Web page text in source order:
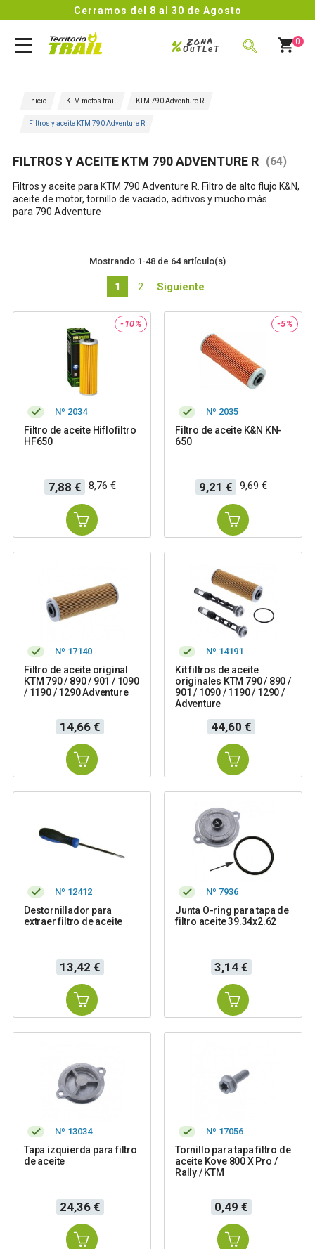
Cerramos del 8 al 30 de Agosto
Zona
%OuTLeT
0
Inicio KTM motos trail KTM 790 Adventure R
Filtros y aceite KTM 790 Adventure R
FILTROS Y ACEITE KTM 790 ADVENTURE R (64)
Filtros y aceite para KTM 790 Adventure R. Filtro de alto flujo K&N,
aceite de motor, tornillo de vaciado, aditivos y mucho más
para 790 Adventure
Mostrando 1-48 de 64 artículo(s)
1 2 Siguiente
-10%
Nº 2034
Filtro de aceite Hiflofiltro
HF650
Precio
7,88 €
Precio
base
8,76 €
-5%
Nº 2035
Filtro de aceite K&N KN-
650
Precio
9,21 €
Precio
base
9,69 €
Nº 17140
Filtro de aceite original
KTM 790 / 890 / 901 / 1090
/ 1190 / 1290 Adventure
Precio
14,66 €
Nº 14191
Kit filtros de aceite
originales KTM 790 / 890 /
901 / 1090 / 1190 / 1290 /
Adventure
Precio
44,60 €
Nº 12412
Destornillador para
extraer filtro de aceite
Precio
13,42 €
Nº 7936
Junta O-ring para tapa de
filtro aceite 39.34x2.62
Precio
3,14 €
Nº 13034
Tapa izquierda para filtro
de aceite
Precio
24,36 €
Nº 17056
Tornillo para tapa filtro de
aceite Kove 800 X Pro /
Rally / KTM
Precio
0,49 €